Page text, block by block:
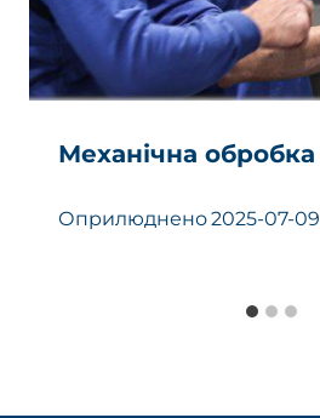
Механічна обробка
Оприлюднено2025-07-09